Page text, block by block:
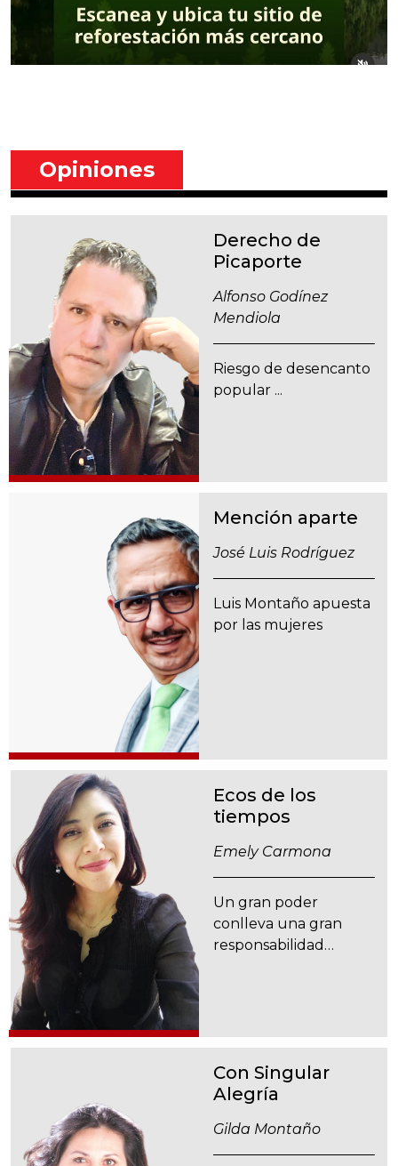
Opiniones
Derecho de
Picaporte
Alfonso Godínez
Mendiola
Riesgo de desencanto
popular ...
Mención aparte
José Luis Rodríguez
Luis Montaño apuesta
por las mujeres
Ecos de los
tiempos
Emely Carmona
Un gran poder
conlleva una gran
responsabilidad…
Con Singular
Alegría
Gilda Montaño